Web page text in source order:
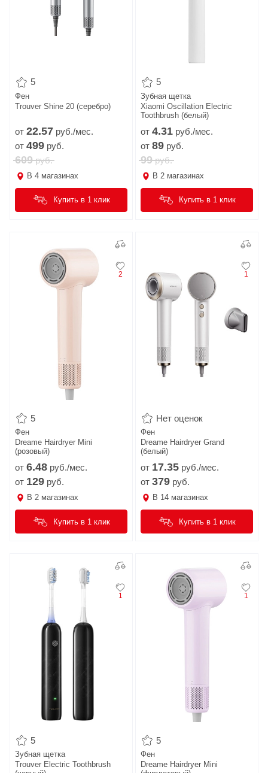
5
Фен
Trouver Shine 20 (серебро)
от 22.57 руб./мес.
от 499 руб.
609руб.
В 4 магазинах
Купить в 1 клик
5
Зубная щетка
Xiaomi Oscillation Electric
Toothbrush (белый)
от 4.31 руб./мес.
от 89 руб.
99руб.
В 2 магазинах
Купить в 1 клик
2
5
Фен
Dreame Нairdryer Mini
(розовый)
от 6.48 руб./мес.
от 129 руб.
В 2 магазинах
Купить в 1 клик
1
Нет оценок
Фен
Dreame Нairdryer Grand
(белый)
от 17.35 руб./мес.
от 379 руб.
В 14 магазинах
Купить в 1 клик
1
5
Зубная щетка
Trouver Electric Toothbrush
1
5
Фен
Dreame Нairdryer Mini